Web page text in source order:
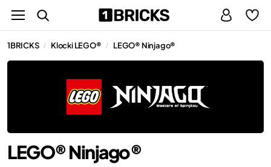
1BRICKS / Klocki LEGO® / LEGO® Ninjago®
LEGO® Ninjago®